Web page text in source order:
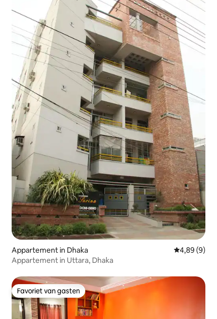
Appartement in Dhaka Gemiddelde
4,89 (9)
Appartement in Uttara, Dhaka
Favoriet van gasten
Favoriet van gasten